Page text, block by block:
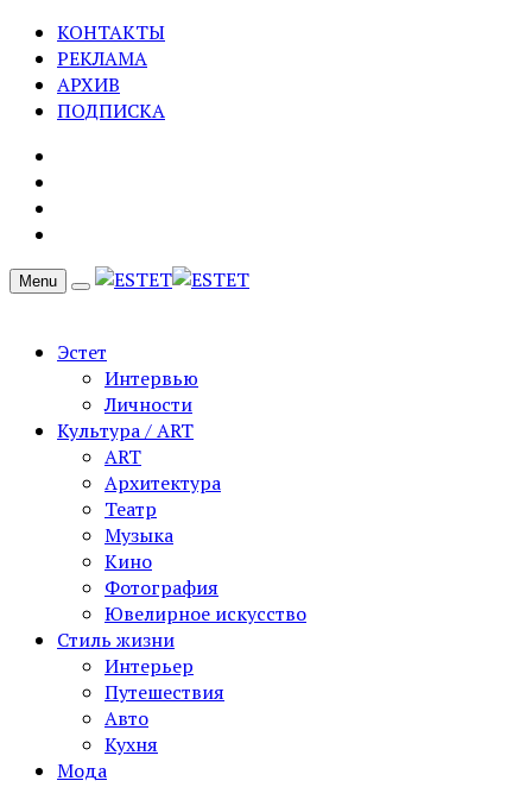
КОНТАКТЫ
РЕКЛАМА
АРХИВ
ПОДПИСКА
Menu
Эстет
Интервью
Личности
Культура / ART
ART
Архитектура
Театр
Музыка
Кино
Фотография
Ювелирное искусство
Стиль жизни
Интерьер
Путешествия
Авто
Кухня
Мода